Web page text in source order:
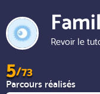
Revoir le
5/73
Parcours réalisés